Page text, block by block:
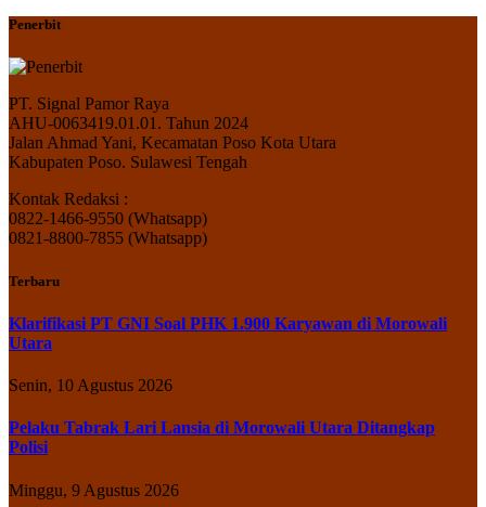
Penerbit
PT. Signal Pamor Raya
AHU-0063419.01.01. Tahun 2024
Jalan Ahmad Yani, Kecamatan Poso Kota Utara
Kabupaten Poso. Sulawesi Tengah
Kontak Redaksi :
0822-1466-9550 (Whatsapp)
0821-8800-7855 (Whatsapp)
Terbaru
Klarifikasi PT GNI Soal PHK 1.900 Karyawan di Morowali
Utara
Senin, 10 Agustus 2026
Pelaku Tabrak Lari Lansia di Morowali Utara Ditangkap
Polisi
Minggu, 9 Agustus 2026